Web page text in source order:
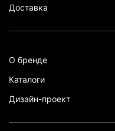
Доставка
О бренде
Каталоги
Дизайн-проект